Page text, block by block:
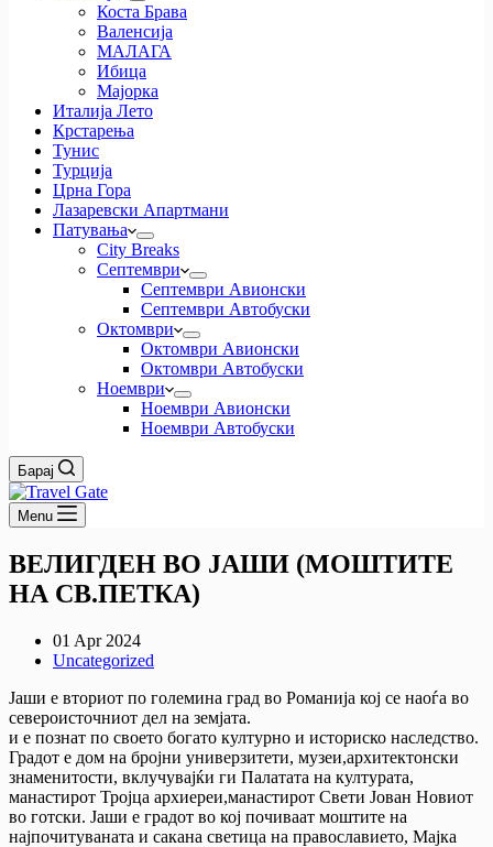
Коста Брава
Валенсија
МАЛАГА
Ибица
Мајорка
Италија Лето
Крстарења
Тунис
Турција
Црна Гора
Лазаревски Апартмани
Патувања
City Breaks
Септември
Септември Авионски
Септември Автобуски
Октомври
Октомври Авионски
Октомври Автобуски
Ноември
Ноември Авионски
Ноември Автобуски
Барај
Menu
ВЕЛИГДЕН ВО ЈАШИ (МОШТИТЕ
НА СВ.ПЕТКА)
01 Apr 2024
Uncategorized
Јаши е вториот по големина град во Романија кој се наоѓа во
североисточниот дел на земјата.
и е познат по своето богато културно и историско наследство.
Градот е дом на бројни универзитети, музеи,архитектонски
знаменитости, вклучувајќи ги Палатата на културата,
манастирот Тројца архиереи,манастирот Свети Јован Новиот
во готски. Јаши е градот во кој почиваат моштите на
најпочитуваната и сакана светица на православието, Мајка